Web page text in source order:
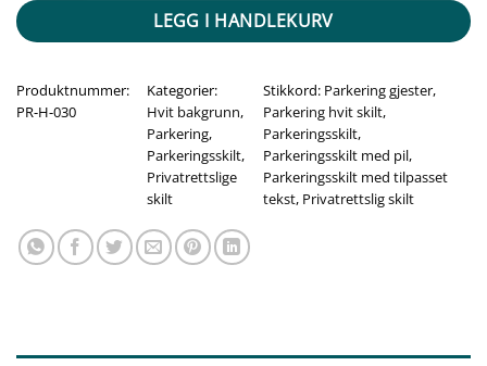
LEGG I HANDLEKURV
Produktnummer:
PR-H-030
Kategorier:
Hvit bakgrunn,
Parkering,
Parkeringsskilt,
Privatrettslige
skilt
Stikkord: Parkering gjester,
Parkering hvit skilt,
Parkeringsskilt,
Parkeringsskilt med pil,
Parkeringsskilt med tilpasset
tekst, Privatrettslig skilt